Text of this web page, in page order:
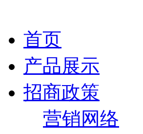
首页
产品展示
招商政策
营销网络